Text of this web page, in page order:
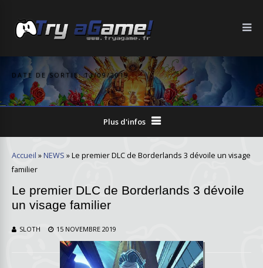
DATE DE SORTIE: 13/09/2019
Plus d'infos
Accueil » NEWS »Le premier DLC de Borderlands 3 dévoile un visage
familier
Le premier DLC de Borderlands 3 dévoile
un visage familier
SLOTH 15 NOVEMBRE 2019